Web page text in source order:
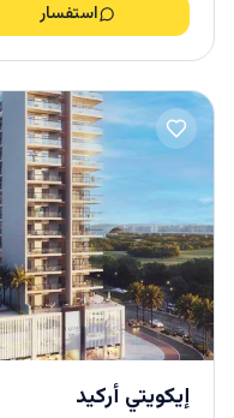
استفسار
إيكويتي أركيد